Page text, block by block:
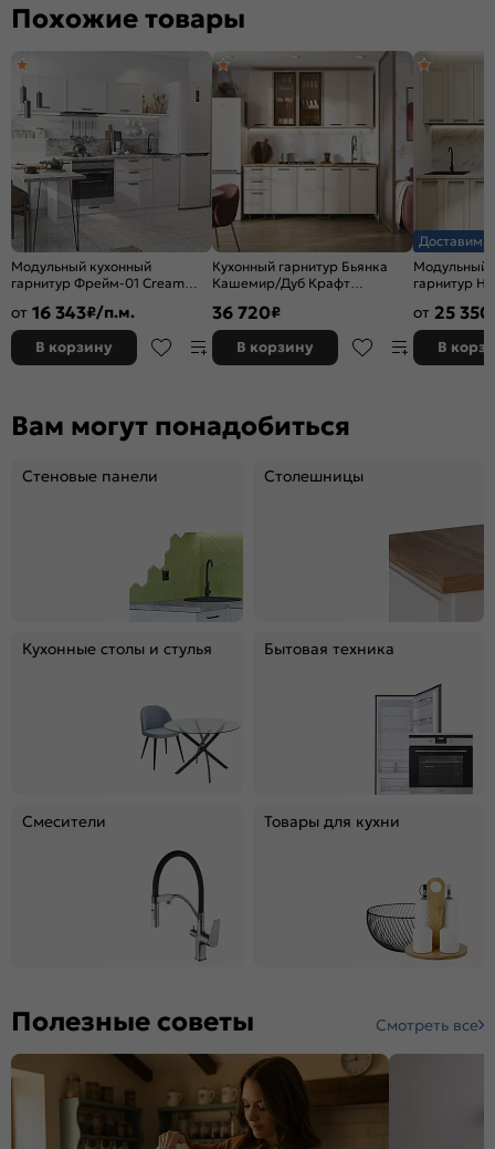
Похожие товары
Модульный кухонный
гарнитур Фрейм-01 Cream
от 16 343₽/п.м.
В корзину
Кухонный гарнитур Бьянка
Кашемир/Дуб Крафт
36 720₽
В корзину
Доставим
Модульный
гарнитур
от 25 350
В
Вам могут понадобиться
Стеновые панели Столешницы
Кухонные столы и стулья Бытовая техника
Смесители Товары для кухни
Полезные советы Смотреть все